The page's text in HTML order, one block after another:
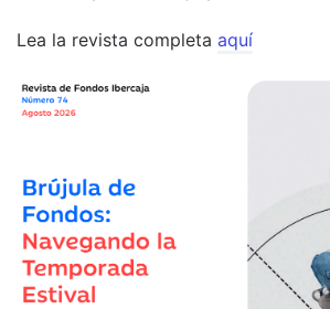
Lea la revista completa aquí